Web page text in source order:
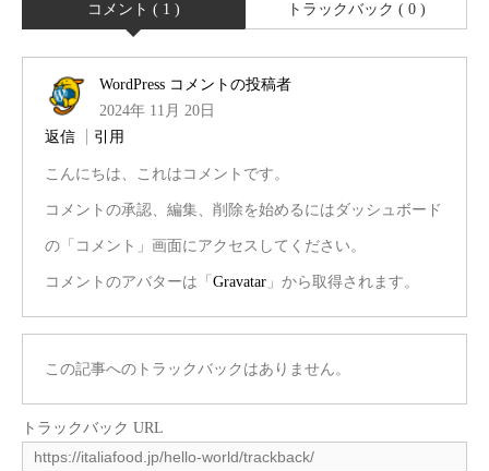
コメント ( 1 ) トラックバック ( 0 )
WordPress コメントの投稿者
2024年 11月 20日
返信
引用
こんにちは、これはコメントです。
コメントの承認、編集、削除を始めるにはダッシュボード
の「コメント」画面にアクセスしてください。
コメントのアバターは「 Gravatar 」から取得されます。
この記事へのトラックバックはありません。
トラックバック URL